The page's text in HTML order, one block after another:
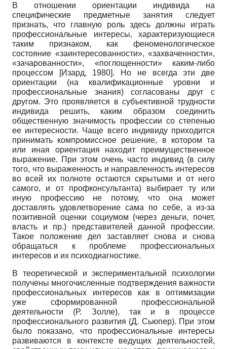
В отношении ориентации индивида на
специфические предметные занятия следует
признать, что главную роль здесь должны играть
профессиональные интересы, характеризующиеся
таким признаком, как феноменологическое
состояние «заинтересованности», «захваченности»,
«зачарованности», «поглощенности» каким-либо
процессом
[Изард, 1980]. Но не всегда эти две
ориентации (на квалификационные уровни и
профессиональные знания) согласованы друг с
другом. Это проявляется в субъективной трудности
индивида решить, каким образом соединить
общественную значимость профессии со степенью
ее интересности. Чаще всего индивиду приходится
принимать компромиссное решение, в котором та
или иная ориентация находит преимущественное
выражение. При этом очень часто индивид (в силу
того, что выраженность и направленность интересов
во всей их полноте остаются скрытыми и от него
самого, и от профконсультанта) выбирает ту или
иную профессию не потому, что она может
доставлять удовлетворение сама по себе, а из-за
позитивной оценки социумом (через деньги, почет,
власть и пр.) представителей данной профессии.
Такое положение дел заставляет снова и снова
обращаться к проблеме профессиональных
интересов и их психодиагностике.
В теоретической и экспериментальной психологии
получены многочисленные подтверждения важности
профессиональных интересов как в оптимизации
уже сформированной профессиональной
деятельности (Р. Золле), так и в процессе
профессионального развития (Д. Сьюпер). При этом
было показано, что профессиональные интересы
развиваются в контексте ведущих деятельностей,